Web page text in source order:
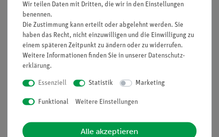
Artikel-Nr.:14856-00
PHYWE CubiCode
Aktor MP3-Player
35,00 €
PHYWE CubiCode
Sensor Licht
Wir teilen Daten mit Dritten, die wir in den Einstellungen
benennen.
Die Zustimmung kann erteilt oder abgelehnt werden. Sie
haben das Recht, nicht einzuwilligen und die Einwilligung zu
einem späteren Zeitpunkt zu ändern oder zu widerrufen.
Weitere Informationen finden Sie in unserer Daten­schutz­
erklärung.
Essenziell Statistik Marketing
Funktional Weitere Einstellungen
Alle akzeptieren